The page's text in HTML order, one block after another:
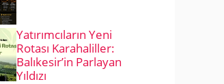
Yatırımcıların Yeni
Rotası Karahaliller:
Balıkesir’in Parlayan
Yıldızı